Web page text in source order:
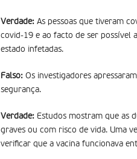
Verdade: As pessoas que tiveram
covid-19 e ao facto de ser possível
estado infetadas.
Falso: Os investigadores
segurança.
Verdade: Estudos mostram que as
graves ou com risco de vida. Uma
verificar que a vacina funcionava